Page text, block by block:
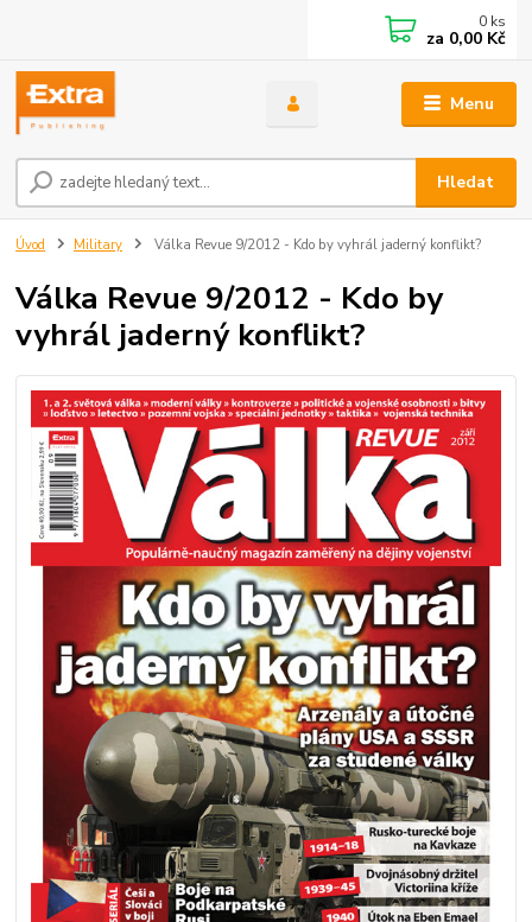
Menu
Hledat
0 ks
za 0,00 Kč
Úvod Military Válka Revue 9/2012 - Kdo by vyhrál jaderný konflikt?
Válka Revue 9/2012 - Kdo by
vyhrál jaderný konflikt?